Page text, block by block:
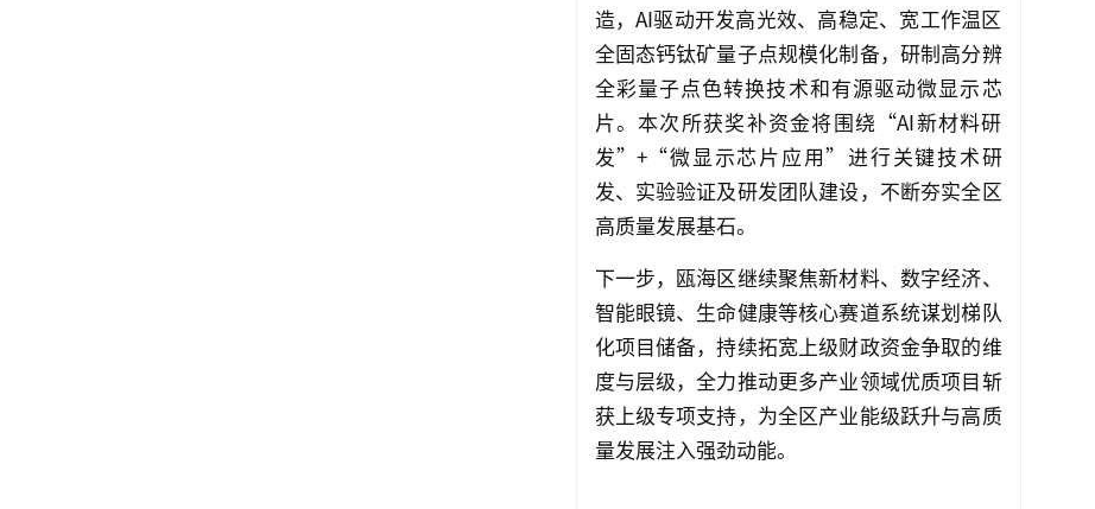
造，AI驱动开发高光效、高稳定、宽工作温区
全固态钙钛矿量子点规模化制备，研制高分辨
全彩量子点色转换技术和有源驱动微显示芯
片。本次所获奖补资金将围绕“AI新材料研
发”+“微显示芯片应用”进行关键技术研
发、实验验证及研发团队建设，不断夯实全区
高质量发展基石。
下一步，瓯海区继续聚焦新材料、数字经济、
智能眼镜、生命健康等核心赛道系统谋划梯队
化项目储备，持续拓宽上级财政资金争取的维
度与层级，全力推动更多产业领域优质项目斩
获上级专项支持，为全区产业能级跃升与高质
量发展注入强劲动能。